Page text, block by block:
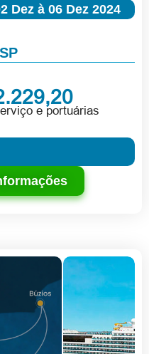
Dez à 06 Dez 2024
e portuárias